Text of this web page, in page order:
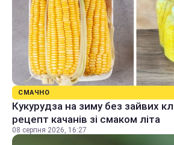
СМАЧНО
Кукурудза на зиму без зайвих
рецепт качанів зі смаком літа
08 серпня 2026, 16:27